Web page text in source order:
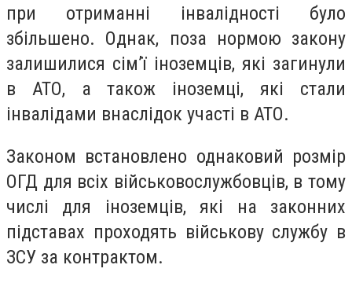
при отриманні інвалідності було
збільшено. Однак, поза нормою закону
залишилися сім’ї іноземців, які загинули
в АТО, а також іноземці, які стали
інвалідами внаслідок участі в АТО.
Законом встановлено однаковий розмір
ОГД для всіх військовослужбовців, в тому
числі для іноземців, які на законних
підставах проходять військову службу в
ЗСУ за контрактом.